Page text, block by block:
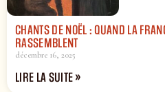
CHANTS DE NOËL : QUAND LA
RASSEMBLENT
décembre 16, 2025
LIRE LA SUITE »